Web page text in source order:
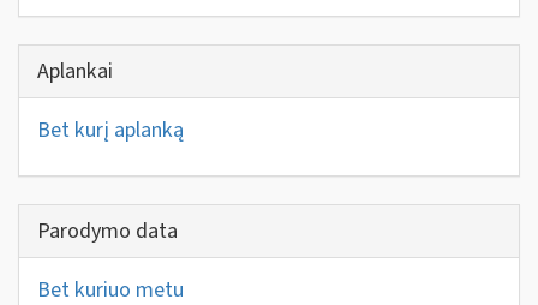
Aplankai
Bet kurį aplanką
Parodymo data
Bet kuriuo metu